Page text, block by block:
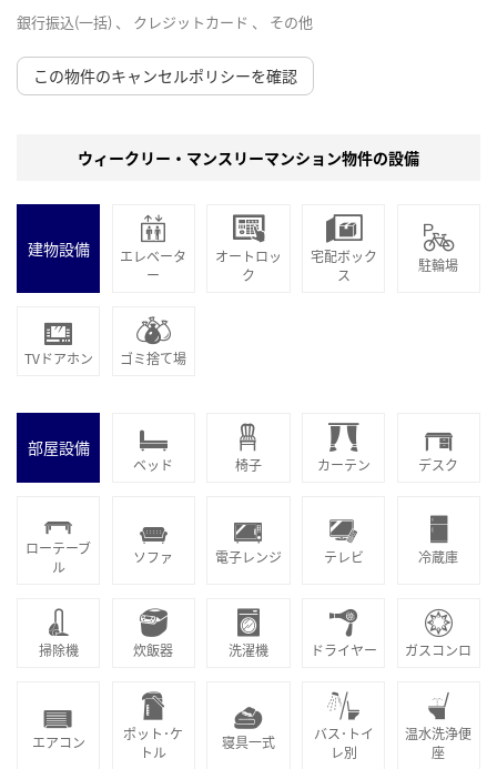
銀行振込(一括) 、 クレジットカード 、 その他
この物件のキャンセルポリシーを確認
ウィークリー・マンスリーマンション物件の設備
建物設備
エレベータ
ー
オートロッ
ク
宅配ボック
ス
駐輪場
TVドアホン ゴミ捨て場
部屋設備
ベッド 椅子 カーテン デスク
ローテーブ
ル
ソファ 電子レンジ テレビ 冷蔵庫
掃除機 炊飯器 洗濯機 ドライヤー ガスコンロ
エアコン
ポット･ケ
トル
寝具一式
バス･トイ
レ別
温水洗浄便
座